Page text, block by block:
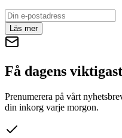
Läs mer
Få dagens
Prenumerera på vårt
din inkorg varje morgon.